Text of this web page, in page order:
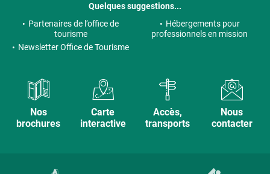
Quelques suggestions...
Partenaires de l’office de
tourisme
Hébergements pour
professionnels en mission
Newsletter Office de Tourisme
Nos
brochures
Carte
interactive
Accès,
transports
Nous
contacter